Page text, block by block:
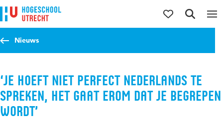
Direct naar de inhoud
Direct naar de hoofdnavigatie
Direct naar de zoekfunctie
Nieuws
‘Je hoeft niet perfect Nederlands te
spreken, het gaat erom dat je begrepen
wordt’